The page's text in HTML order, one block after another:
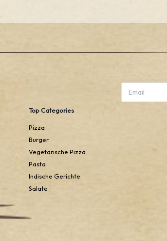
Top Categories
Pizza
Burger
Vegetarische Pizza
Pasta
Indische Gerichte
Salate